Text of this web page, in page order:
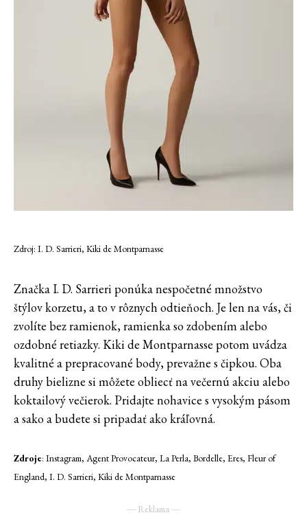
Zdroj: I. D. Sarrieri, Kiki de Montparnasse
Značka I. D. Sarrieri ponúka nespočetné množstvo
štýlov korzetu, a to v rôznych odtieňoch. Je len na vás, či
zvolíte bez ramienok, ramienka so zdobením alebo
ozdobné retiazky. Kiki de Montparnasse potom uvádza
kvalitné a prepracované body, prevažne s čipkou. Oba
druhy bielizne si môžete obliecť na večernú akciu alebo
koktailový večierok. Pridajte nohavice s vysokým pásom
a sako a budete si pripadať ako kráľovná.
Zdroje: Instagram, Agent Provocateur, La Perla, Bordelle, Eres, Fleur of
England, I. D. Sarrieri, Kiki de Montparnasse
― Reklama ―